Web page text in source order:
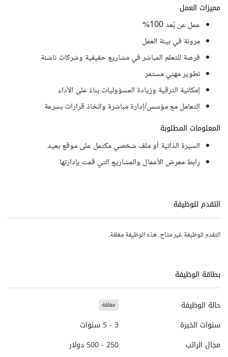
مميزات العمل
عمل عن بُعد 100%
مرونة في بيئة العمل
فرصة للتعلم المباشر في مشاريع حقيقية وشركات ناشئة
تطوير مهني مستمر
إمكانية الترقية وزيادة المسؤوليات بناءً على الأداء
التعامل مع مؤسس/إدارة مباشرة واتخاذ قرارات بسرعة
المعلومات المطلوبة
السيرة الذاتية أو ملف شخصي مكتمل على موقع بعيد
رابط معرض الأعمال والمشاريع التي قمت بإدارتها
التقدم للوظيفة
التقدم للوظيفة غير متاح. هذه الوظيفة مغلقة.
بطاقة الوظيفة
حالة الوظيفة مغلقة
سنوات الخبرة
3 - 5 سنوات
مجال الراتب
250 - 500 دولار